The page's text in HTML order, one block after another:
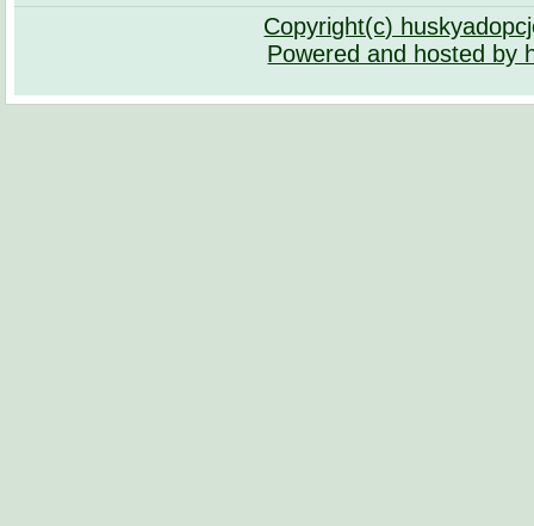
Copyright(c)
Powered and hosted by